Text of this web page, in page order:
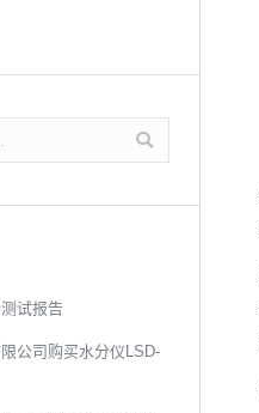
试报告
公司购买水分仪LSD-